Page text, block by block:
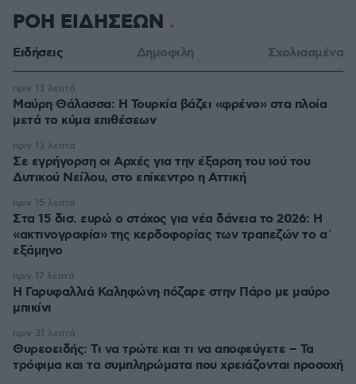
ΡΟΗ ΕΙΔΗΣΕΩΝ
Ειδήσεις Δημοφιλή Σχολιασμένα
Μαύρη Θάλασσα: Η Τουρκία βάζει «φρένο» στα πλοία
μετά το κύμα επιθέσεων
πριν 13 λεπτά
Σε εγρήγορση οι Αρχές για την έξαρση του ιού του
Δυτικού Νείλου, στο επίκεντρο η Αττική
πριν 13 λεπτά
Στα 15 δισ. ευρώ ο στόχος για νέα δάνεια το 2026: Η
«ακτινογραφία» της κερδοφορίας των τραπεζών το α΄
εξάμηνο
πριν 15 λεπτά
Η Γαρυφαλλιά Καληφώνη πόζαρε στην Πάρο με μαύρο
μπικίνι
πριν 17 λεπτά
Θυρεοειδής: Τι να τρώτε και τι να αποφεύγετε – Τα
τρόφιμα και τα συμπληρώματα που χρειάζονται προσοχή
πριν 31 λεπτά